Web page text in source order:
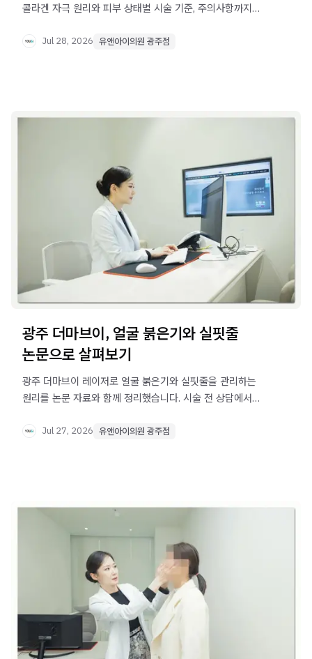
콜라겐 자극 원리와 피부 상태별 시술 기준, 주의사항까지
Jul 28, 2026 유앤아이의원 광주점
광주 더마브이, 얼굴 붉은기와 실핏줄
논문으로 살펴보기
광주 더마브이 레이저로 얼굴 붉은기와 실핏줄을 관리하는
원리를 논문 자료와 함께 정리했습니다. 시술 전 상담에서
Jul 27, 2026 유앤아이의원 광주점